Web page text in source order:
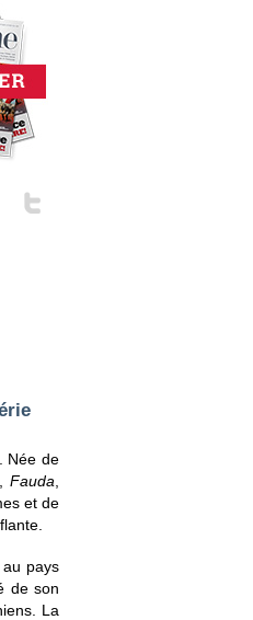
Née de
Fauda
et de
au pays
de son
La